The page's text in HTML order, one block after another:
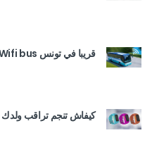
قريبا في تونس Wifi bus
كيفاش تنجم تراقب ولدك